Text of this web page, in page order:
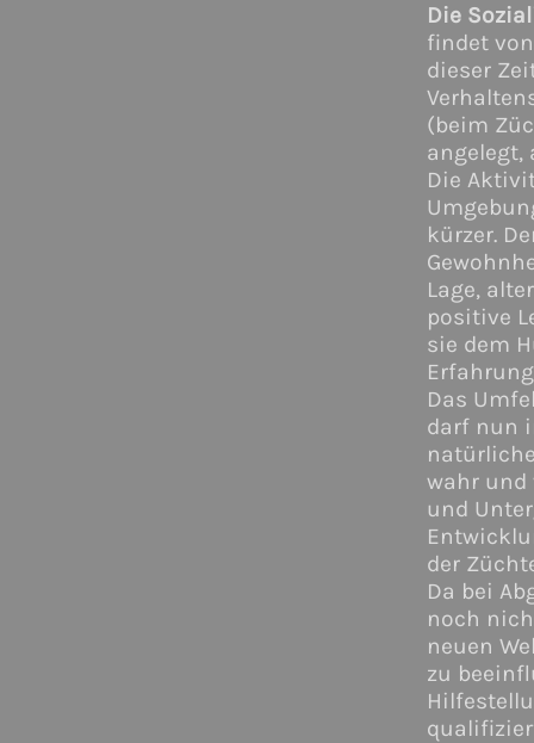
Die
findet
dieser
(beim
angelegt,
Die
kürzer.
Lage,
positive
sie dem
Das
darf nun
wahr und
und
der
Da bei
noch
neuen
zu